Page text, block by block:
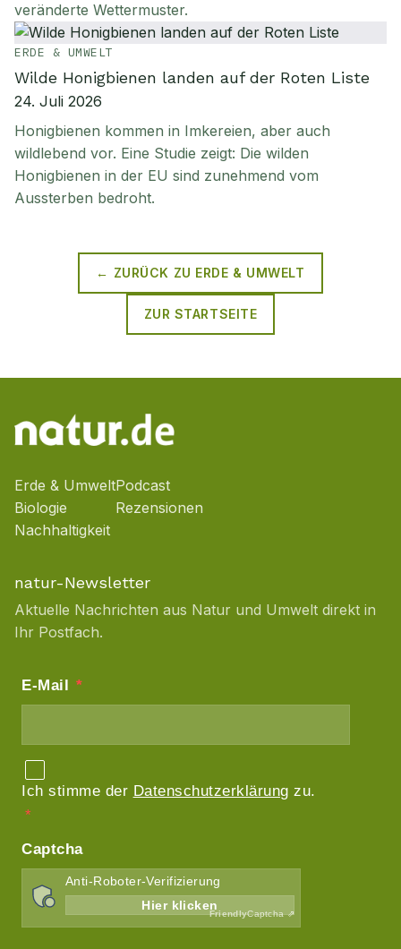
veränderte Wettermuster.
ERDE & UMWELT
Wilde Honigbienen landen auf der Roten Liste
24. Juli 2026
Honigbienen kommen in Imkereien, aber auch
wildlebend vor. Eine Studie zeigt: Die wilden
Honigbienen in der EU sind zunehmend vom
Aussterben bedroht.
← ZURÜCK ZU ERDE & UMWELT
ZUR STARTSEITE
Erde & Umwelt
Biologie
Nachhaltigkeit
Podcast
Rezensionen
natur-Newsletter
Aktuelle Nachrichten aus Natur und Umwelt direkt in
Ihr Postfach.